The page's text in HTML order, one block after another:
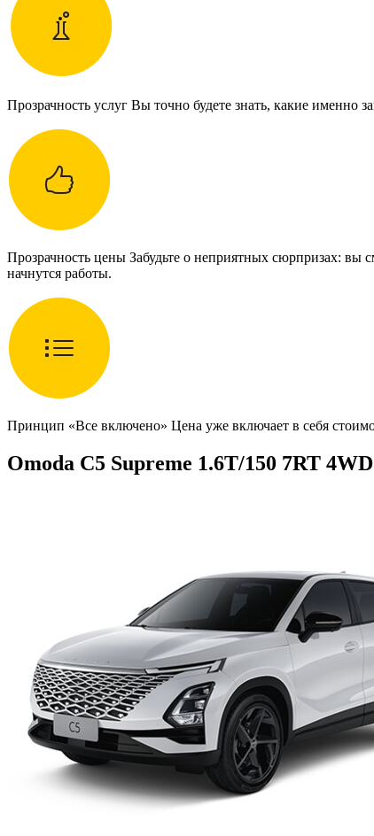
Прозрачность услуг Вы точно будете знать, какие именно
Прозрачность цены Забудьте о неприятных сюрпризах:
начнутся работы.
Принцип «Все включено» Цена уже включает в себя
Omoda C5 Supreme 1.6T/150 7RT